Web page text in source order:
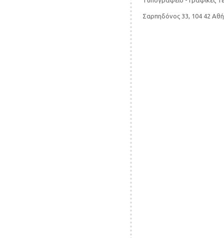
Σαρπηδόνος 33, 104 42